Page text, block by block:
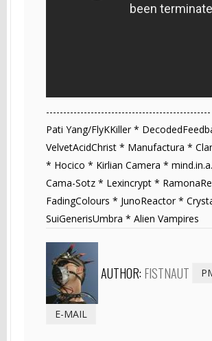
------------------------------------------------
Pati Yang/FlyKKiller *
VelvetAcidChrist * Manufactura *
* Hocico * Kirlian Camera *
Cama-Sotz * Lexincrypt *
FadingColours * JunoReactor *
SuiGenerisUmbra * Alien Vampires
AUTHOR: FISTNAUT
E-MAIL